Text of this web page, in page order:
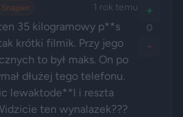
Snajper 1 rok temu
35 kilogramowy p**s
krótki filmik. Przy jego
to był maks. On po
dłużej tego telefonu.
lewaktode**l i reszta
ten wynalazek???
+
0
-